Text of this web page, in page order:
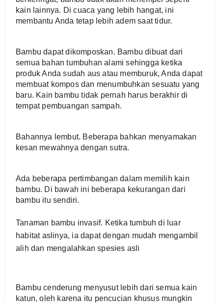
kain lainnya. Di cuaca yang lebih hangat, ini
membantu Anda tetap lebih adem saat tidur.
Bambu dapat dikomposkan. Bambu dibuat dari
semua bahan tumbuhan alami sehingga ketika
produk Anda sudah aus atau memburuk, Anda dapat
membuat kompos dan menumbuhkan sesuatu yang
baru. Kain bambu tidak pernah harus berakhir di
tempat pembuangan sampah.
Bahannya lembut. Beberapa bahkan menyamakan
kesan mewahnya dengan sutra.
Ada beberapa pertimbangan dalam memilih kain
bambu. Di bawah ini beberapa kekurangan dari
bambu itu sendiri.
Tanaman bambu invasif. Ketika tumbuh di luar
habitat aslinya, ia dapat dengan mudah mengambil
alih dan mengalahkan spesies asli
Bambu cenderung menyusut lebih dari semua kain
katun, oleh karena itu pencucian khusus mungkin